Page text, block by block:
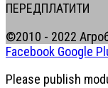
ПЕРЕДПЛАТИТИ
©2010 - 2022
Facebook Google
Please publish